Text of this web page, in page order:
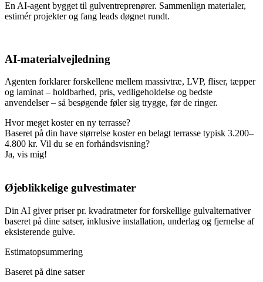
En AI-agent bygget til gulventreprenører. Sammenlign materialer,
estimér projekter og fang leads døgnet rundt.
AI-materialvejledning
Agenten forklarer forskellene mellem massivtræ, LVP, fliser, tæpper
og laminat – holdbarhed, pris, vedligeholdelse og bedste
anvendelser – så besøgende føler sig trygge, før de ringer.
Hvor meget koster en ny terrasse?
Baseret på din have størrelse koster en belagt terrasse typisk 3.200–
4.800 kr. Vil du se en forhåndsvisning?
Ja, vis mig!
Øjeblikkelige gulvestimater
Din AI giver priser pr. kvadratmeter for forskellige gulvalternativer
baseret på dine satser, inklusive installation, underlag og fjernelse af
eksisterende gulve.
Estimatopsummering
Baseret på dine satser